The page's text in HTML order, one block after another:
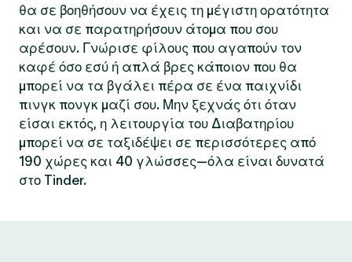
θα σε βοηθήσουν να έχεις τη μέγιστη ορατότητα
και να σε παρατηρήσουν άτομα που σου
αρέσουν. Γνώρισε φίλους που αγαπούν τον
καφέ όσο εσύ ή απλά βρες κάποιον που θα
μπορεί να τα βγάλει πέρα σε ένα παιχνίδι
πινγκ πονγκ μαζί σου. Μην ξεχνάς ότι όταν
είσαι εκτός, η λειτουργία του Διαβατηρίου
μπορεί να σε ταξιδέψει σε περισσότερες από
190 χώρες και 40 γλώσσες—όλα είναι δυνατά
στο Tinder.